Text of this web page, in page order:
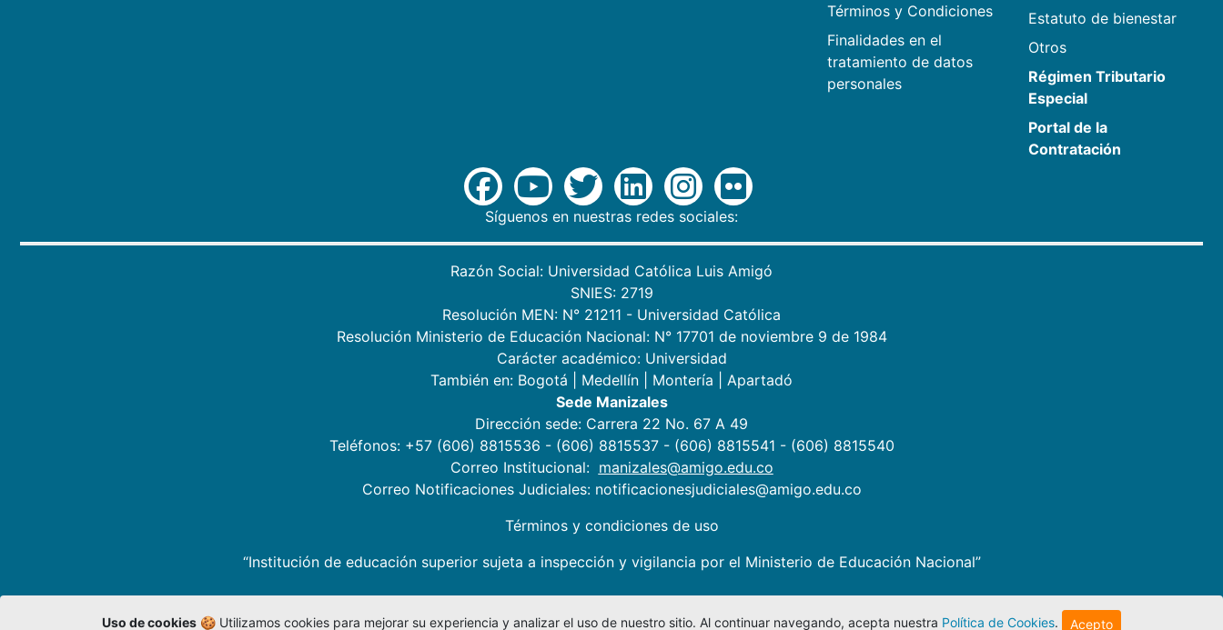
Términos y Condiciones
Finalidades en el
tratamiento de datos
personales
Estatuto de bienestar
Otros
Régimen Tributario
Especial
Portal de la
Contratación
Síguenos en nuestras redes sociales:
Razón Social: Universidad Católica Luis Amigó
SNIES: 2719
Resolución MEN: N° 21211 - Universidad Católica
Resolución Ministerio de Educación Nacional: N° 17701 de noviembre 9 de 1984
Carácter académico: Universidad
También en: Bogotá Medellín Montería
Apartadó
Sede Manizales
Dirección sede: Carrera 22 No. 67 A 49
Teléfonos: +57 (606) 8815536 - (606) 8815537 - (606) 8815541 - (606) 8815540
Correo Institucional: manizales@amigo.edu.co
Correo Notificaciones Judiciales: notificacionesjudiciales@amigo.edu.co
Términos y condiciones de uso
“Institución de educación superior sujeta a inspección y vigilancia por el Ministerio de Educación Nacional”
Uso de cookies 🍪 Utilizamos cookies para mejorar su experiencia y analizar el uso de nuestro sitio. Al continuar navegando, acepta nuestra Política de Cookies. Acepto